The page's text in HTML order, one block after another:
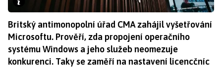
Britský antimonopolní úřad CMA zahájil vyšetřování
Microsoftu. Prověří, zda propojení operačního
systému Windows a jeho služeb neomezuje
konkurenci. Taky se zaměří na nastavení licencčníc